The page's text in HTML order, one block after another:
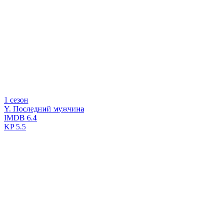
1 сезон
Y. Последний мужчина
IMDB 6.4
KP5.5